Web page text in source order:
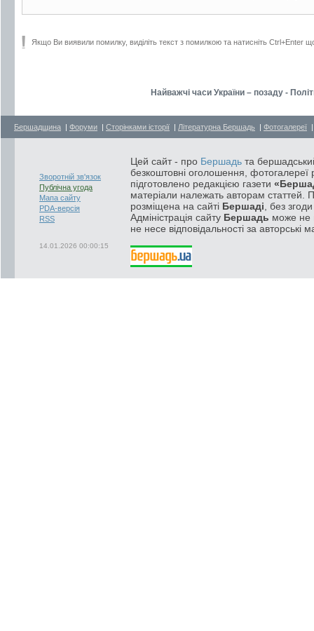
Якщо Ви виявили помилку, виділіть текст з помилкою та натисніть Ctrl+Enter
Найважчі часи України – позаду -
Бершадщина | Форуми | Сторінками історії | Літературна Бершадь | Фотогалереї
Зворотній зв'язок
Публічна угода
Мапа сайту
PDA-версія
RSS
14.01.2026 00:00:15
Цей сайт - про Бершадь та
безкоштовні оголошення, фотогалереї
підготовлено редакцією газети
матеріали належать авторам статтей.
розміщена на сайті Бершаді , без
Адміністрація сайту Бершадь може не
не несе відповідальності за авторські